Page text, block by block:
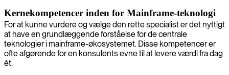
Kernekompetencer inden for Mainframe-teknologi
For at kunne vurdere og vælge den rette specialist er det nyttigt
at have en grundlæggende forståelse for de centrale
teknologier i mainframe-økosystemet. Disse kompetencer er
ofte afgørende for en konsulents evne til at levere værdi fra dag
ét.